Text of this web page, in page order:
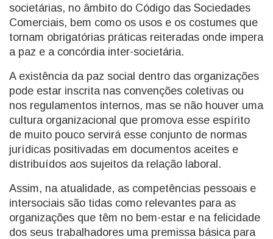
societárias, no âmbito do Código das Sociedades
Comerciais, bem como os usos e os costumes que
tornam obrigatórias práticas reiteradas onde impera
a paz e a concórdia inter-societária.
A existência da paz social dentro das organizações
pode estar inscrita nas convenções coletivas ou
nos regulamentos internos, mas se não houver uma
cultura organizacional que promova esse espírito
de muito pouco servirá esse conjunto de normas
jurídicas positivadas em documentos aceites e
distribuídos aos sujeitos da relação laboral.
Assim, na atualidade, as competências pessoais e
intersociais são tidas como relevantes para as
organizações que têm no bem-estar e na felicidade
dos seus trabalhadores uma premissa básica para